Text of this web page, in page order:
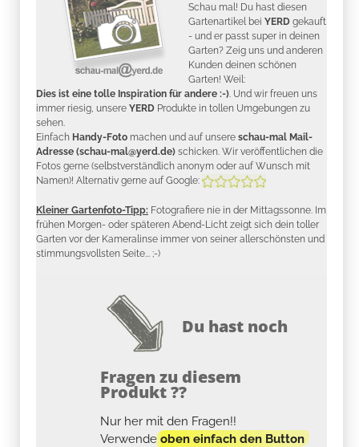
Schau mal! Du hast diesen
Gartenartikel bei YERD gekauft
- und er passt super in deinen
Garten? Zeig uns und anderen
Kunden deinen schönen
Garten! Weil:
Dies ist eine tolle Inspiration für andere :-) . Und wir freuen uns
immer riesig, unsere YERD Produkte in tollen Umgebungen zu
sehen.
Einfach Handy-Foto machen und auf unsere schau-mal Mail-
Adresse (schau-mal@yerd.de) schicken. Wir veröffentlichen die
Fotos gerne (selbstverständlich anonym oder auf Wunsch mit
Namen)! Alternativ gerne auf Google:
Kleiner Gartenfoto-Tipp: Fotografiere nie in der Mittagssonne. Im
frühen Morgen- oder späteren Abend-Licht zeigt sich dein toller
Garten vor der Kameralinse immer von seiner allerschönsten und
stimmungsvollsten Seite... ;-)
Du hast noch
Fragen zu diesem
Produkt ??
Nur her mit den Fragen!!
Verwendeoben einfach den Button